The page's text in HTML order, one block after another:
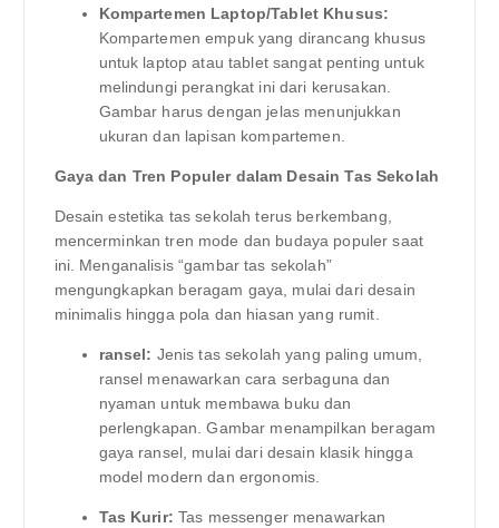
Kompartemen Laptop/Tablet Khusus:
Kompartemen empuk yang dirancang khusus
untuk laptop atau tablet sangat penting untuk
melindungi perangkat ini dari kerusakan.
Gambar harus dengan jelas menunjukkan
ukuran dan lapisan kompartemen.
Gaya dan Tren Populer dalam Desain Tas Sekolah
Desain estetika tas sekolah terus berkembang,
mencerminkan tren mode dan budaya populer saat
ini. Menganalisis “gambar tas sekolah”
mengungkapkan beragam gaya, mulai dari desain
minimalis hingga pola dan hiasan yang rumit.
ransel: Jenis tas sekolah yang paling umum,
ransel menawarkan cara serbaguna dan
nyaman untuk membawa buku dan
perlengkapan. Gambar menampilkan beragam
gaya ransel, mulai dari desain klasik hingga
model modern dan ergonomis.
Tas Kurir: Tas messenger menawarkan